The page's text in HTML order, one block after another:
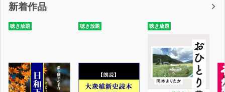
新着作品
聴き放題 聴き放題 聴き放題